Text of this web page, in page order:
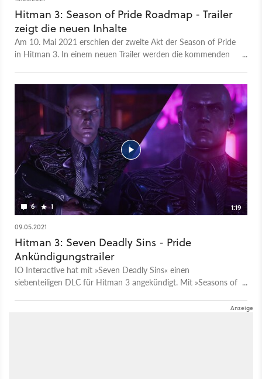
Hitman 3: Season of Pride Roadmap - Trailer
zeigt die neuen Inhalte
Am 10. Mai 2021 erschien der zweite Akt der Season of Pride
in Hitman 3. In einem neuen Trailer werden die kommenden
neue Missionen und Ausrüstungsgegenstände. Die Roadmap
zeigt nicht nur die kostenpflichtigen Inhalte, sondern auch
Content, den alle Spieler kostenlos erhalten. Die Roadmap gibt
eine Übersicht der kommenden Inhalte mit dem passenden
Veröffentlichungsdatum. Die Season of Pride läuft bis zum
13. Juni 2021.
6 1
1:19
09.05.2021
Hitman 3: Seven Deadly Sins - Pride
Ankündigungstrailer
IO Interactive hat mit »Seven Deadly Sins« einen
siebenteiligen DLC für Hitman 3 angekündigt. Mit »Seasons of
die Spieler in die Gedankenwelt von Agent 47 ein und erhalten